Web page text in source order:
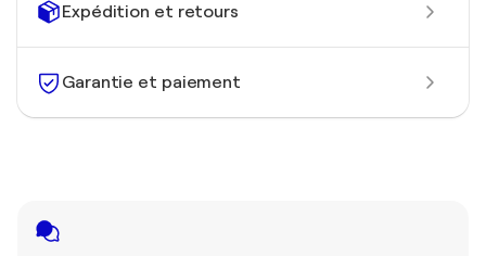
Expédition et retours
Garantie et paiement